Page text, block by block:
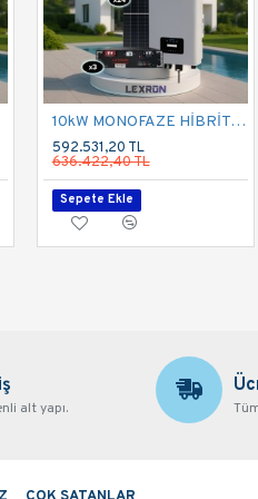
10kW MONOFAZE HİBRİT SİSTEM 2
592.531,20 TL
636.422,40 TL
Sepete Ekle
alt yapı.